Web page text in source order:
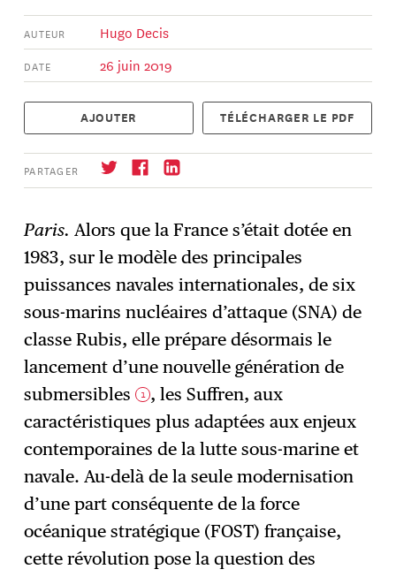
AUTEUR Hugo Decis
DATE 26 juin 2019
AJOUTER TÉLÉCHARGER LE PDF
PARTAGER
→
Paris. Alors que la France s’était dotée en
1983, sur le modèle des principales
puissances navales internationales, de six
sous-marins nucléaires d’attaque (SNA) de
classe Rubis, elle prépare désormais le
lancement d’une nouvelle génération de
submersibles 1 , les Suffren, aux
caractéristiques plus adaptées aux enjeux
contemporaines de la lutte sous-marine et
navale. Au-delà de la seule modernisation
d’une part conséquente de la force
océanique stratégique (FOST) française,
cette révolution pose la question des